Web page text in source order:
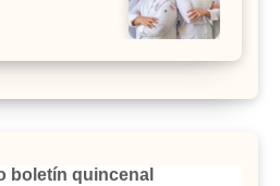
boletín quincenal